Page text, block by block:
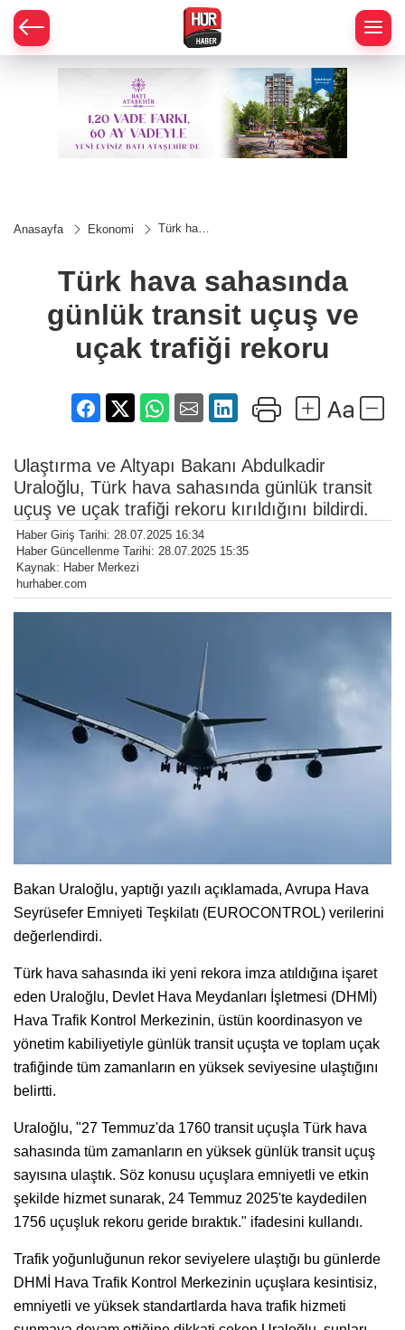
Anasayfa Ekonomi
Türk hava
uçuş ve
trafiği
rekoru
Türk hava sahasında
günlük transit uçuş ve
uçak trafiği rekoru
Ulaştırma ve Altyapı Bakanı Abdulkadir
Uraloğlu, Türk hava sahasında günlük transit
uçuş ve uçak trafiği rekoru kırıldığını bildirdi.
Haber Giriş Tarihi: 28.07.2025 16:34
Haber Güncellenme Tarihi: 28.07.2025 15:35
Kaynak: Haber Merkezi
hurhaber.com
Bakan Uraloğlu, yaptığı yazılı açıklamada, Avrupa Hava
Seyrüsefer Emniyeti Teşkilatı (EUROCONTROL) verilerini
değerlendirdi.
Türk hava sahasında iki yeni rekora imza atıldığına işaret
eden Uraloğlu, Devlet Hava Meydanları İşletmesi (DHMİ)
Hava Trafik Kontrol Merkezinin, üstün koordinasyon ve
yönetim kabiliyetiyle günlük transit uçuşta ve toplam uçak
trafiğinde tüm zamanların en yüksek seviyesine ulaştığını
belirtti.
Uraloğlu, "27 Temmuz'da 1760 transit uçuşla Türk hava
sahasında tüm zamanların en yüksek günlük transit uçuş
sayısına ulaştık. Söz konusu uçuşlara emniyetli ve etkin
şekilde hizmet sunarak, 24 Temmuz 2025'te kaydedilen
1756 uçuşluk rekoru geride bıraktık." ifadesini kullandı.
Trafik yoğunluğunun rekor seviyelere ulaştığı bu günlerde
DHMİ Hava Trafik Kontrol Merkezinin uçuşlara kesintisiz,
emniyetli ve yüksek standartlarda hava trafik hizmeti